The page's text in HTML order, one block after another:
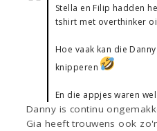
Stella en Filip hadden
tshirt met overthinker
Hoe vaak kan die
knipperen
En die appjes waren
Danny is continu
Gia heeft trouwens ook